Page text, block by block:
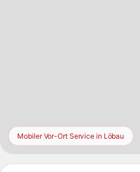
Mobiler Vor-Ort Service in Löbau